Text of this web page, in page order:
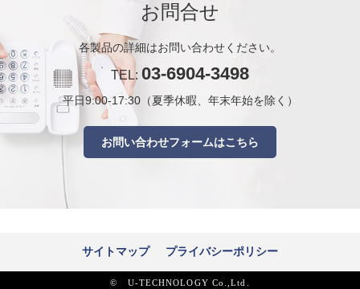
お問合せ
各製品の詳細はお問い合わせください。
TEL: 03-6904-3498
平日9:00-17:30（夏季休暇、年末年始を除く）
お問い合わせフォームはこちら
サイトマップ プライバシーポリシー
© U-TECHNOLOGY Co.,Ltd.